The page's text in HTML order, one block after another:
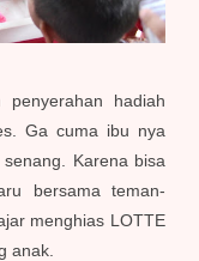
hadiah
Ga cuma ibu nya
Karena bisa
bersama teman-
menghias LOTTE
anak.